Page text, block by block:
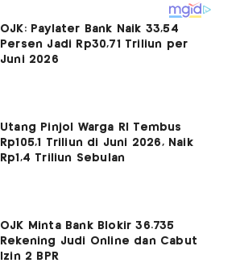
OJK: Paylater Bank Naik 33,54
Persen Jadi Rp30,71 Triliun per
Juni 2026
Utang Pinjol Warga RI Tembus
Rp105,1 Triliun di Juni 2026, Naik
Rp1,4 Triliun Sebulan
OJK Minta Bank Blokir 36.735
Rekening Judi Online dan Cabut
Izin 2 BPR